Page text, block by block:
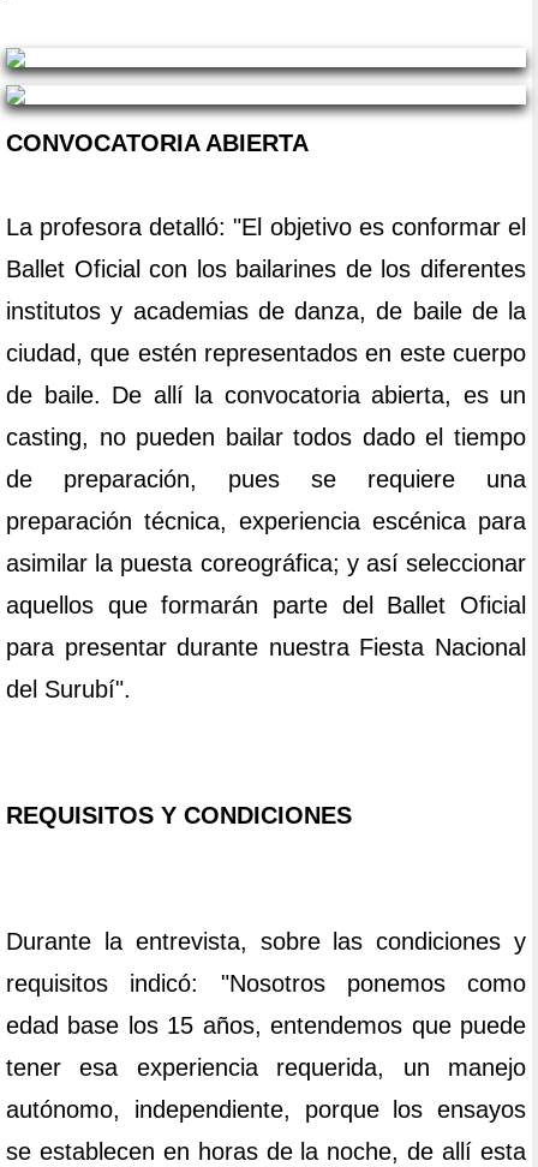
CONVOCATORIA ABIERTA
La profesora detalló: "El objetivo es conformar el
Ballet Oficial con los bailarines de los diferentes
institutos y academias de danza, de baile de la
ciudad, que estén representados en este cuerpo
de baile. De allí la convocatoria abierta, es un
casting, no pueden bailar todos dado el tiempo
de preparación, pues se requiere una
preparación técnica, experiencia escénica para
asimilar la puesta coreográfica; y así seleccionar
aquellos que formarán parte del Ballet Oficial
para presentar durante nuestra Fiesta Nacional
del Surubí".
REQUISITOS Y CONDICIONES
Durante la entrevista, sobre las condiciones y
requisitos indicó: "Nosotros ponemos como
edad base los 15 años, entendemos que puede
tener esa experiencia requerida, un manejo
autónomo, independiente, porque los ensayos
se establecen en horas de la noche, de allí esta